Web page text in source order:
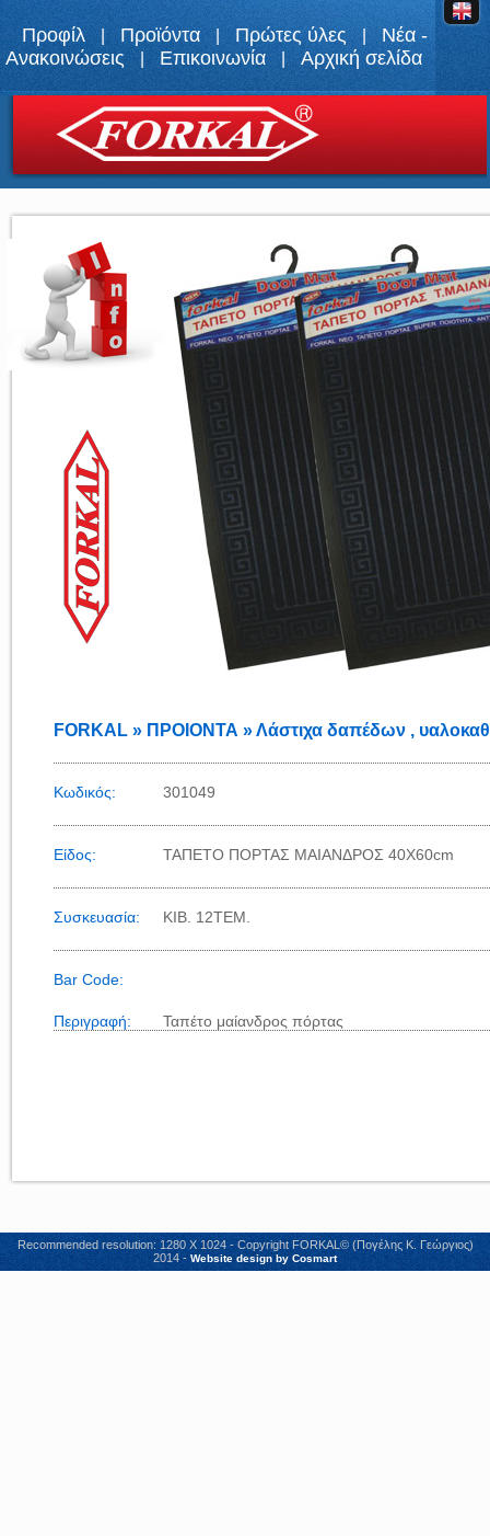
Προφίλ Προϊόντα Πρώτες ύλες
Νέα -
Ανακοινώσεις
Επικοινωνία Αρχική σελίδα
FORKAL » ΠΡΟΙΟΝΤΑ » Λάστιχα δαπέδων ,
Κωδικός: 301049
Είδος: ΤΑΠΕΤΟ ΠΟΡΤΑΣ ΜΑΙΑΝΔΡΟΣ 40Χ60cm
Συσκευασία: KIB. 12TEM.
Bar Code:
Περιγραφή: Ταπέτο μαίανδρος πόρτας
Recommended resolution: 1280 X 1024 - Copyright FORKAL© (Πογέλης Κ. Γεώργιος)
2014 - Website design by Cosmart